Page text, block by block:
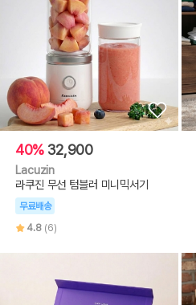
40% 32,900
Lacuzin
라쿠진 무선 텀블러 미니믹서기
무료배송
4.8 (6)